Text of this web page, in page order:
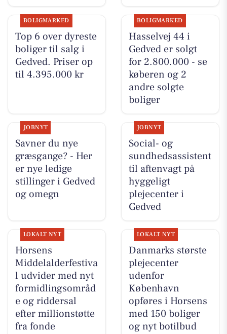
BOLIGMARKED
Top 6 over dyreste
boliger til salg i
Gedved. Priser op
til 4.395.000 kr
BOLIGMARKED
Hasselvej 44 i
Gedved er solgt
for 2.800.000 - se
køberen og 2
andre solgte
boliger
JOBNYT
Savner du nye
græsgange? - Her
er nye ledige
stillinger i Gedved
og omegn
JOBNYT
Social- og
sundhedsassistent
til aftenvagt på
hyggeligt
plejecenter i
Gedved
LOKALT NYT
Horsens
Middelalderfestiva
l udvider med nyt
formidlingsområd
e og riddersal
efter millionstøtte
fra fonde
LOKALT NYT
Danmarks største
plejecenter
udenfor
København
opføres i Horsens
med 150 boliger
og nyt botilbud